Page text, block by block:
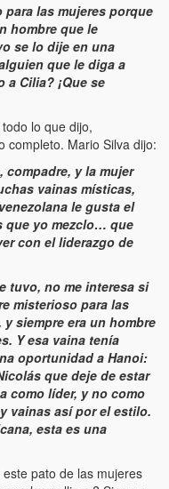
desde que tomó el
del 4 de Febrero de
(Despicable traitor, look
para las mujeres porque
hombre que le
se lo dije en una
que le diga a
a Cilia? ¡Que se
lo que dijo,
Mario Silva dijo:
compadre, y la mujer
vainas místicas,
le gusta el
que yo mezclo… que
con el liderazgo de
tuvo, no me interesa si
misterioso para las
siempre era un hombre
Y esa vaina tenía
oportunidad a Hanoi:
que deje de estar
como líder, y no como
vainas así por el estilo.
esta es una
pato de las mujeres